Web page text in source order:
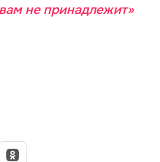
не принадлежит»